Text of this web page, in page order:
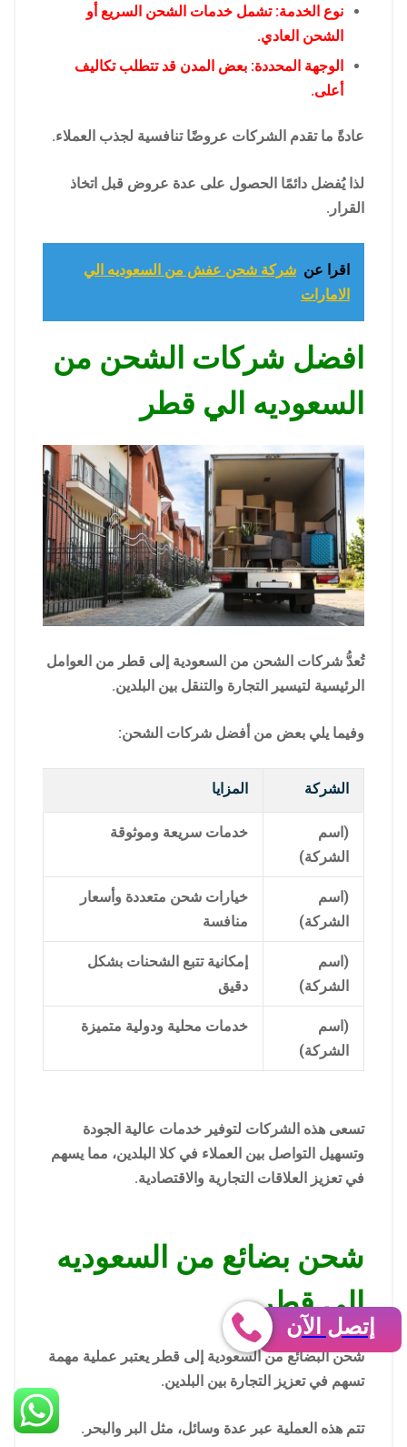
نوع الخدمة: تشمل خدمات الشحن السريع أو
الشحن العادي.
الوجهة المحددة: بعض المدن قد تتطلب تكاليف
أعلى.
عادةً ما تقدم الشركات عروضًا تنافسية لجذب العملاء.
لذا يُفضل دائمًا الحصول على عدة عروض قبل اتخاذ
القرار.
اقرا عن شركة شحن عفش من السعوديه الي
الامارات
افضل شركات الشحن من
السعوديه الي قطر
تُعدُّ شركات الشحن من السعودية إلى قطر من العوامل
الرئيسية لتيسير التجارة والتنقل بين البلدين.
وفيما يلي بعض من أفضل شركات الشحن:
الشركة المزايا
(اسم
الشركة)
خدمات سريعة وموثوقة
(اسم
الشركة)
خيارات شحن متعددة وأسعار
منافسة
(اسم
الشركة)
إمكانية تتبع الشحنات بشكل
دقيق
(اسم
الشركة)
خدمات محلية ودولية متميزة
تسعى هذه الشركات لتوفير خدمات عالية الجودة
وتسهيل التواصل بين العملاء في كلا البلدين، مما يسهم
في تعزيز العلاقات التجارية والاقتصادية.
شحن بضائع من السعوديه
الي قطر
شحن البضائع من السعودية إلى قطر يعتبر عملية مهمة
تسهم في تعزيز التجارة بين البلدين.
تتم هذه العملية عبر عدة وسائل، مثل البر والبحر.
إتصل الآن